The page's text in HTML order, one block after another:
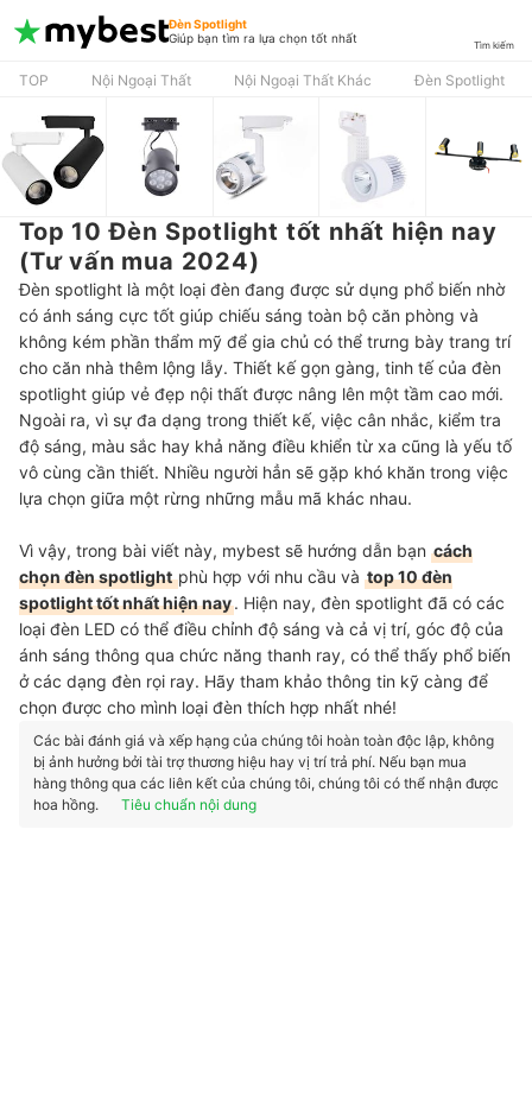
Đèn Spotlight
Giúp bạn tìm ra lựa chọn tốt nhất
Tìm kiếm
TOP Nội Ngoại Thất Nội Ngoại Thất Khác Đèn Spotlight
Top 10 Đèn Spotlight tốt nhất hiện nay
(Tư vấn mua 2024)
Đèn spotlight là một loại đèn đang được sử dụng phổ biến nhờ
có ánh sáng cực tốt giúp chiếu sáng toàn bộ căn phòng và
không kém phần thẩm mỹ để gia chủ có thể trưng bày trang trí
cho căn nhà thêm lộng lẫy. Thiết kế gọn gàng, tinh tế của đèn
spotlight giúp vẻ đẹp nội thất được nâng lên một tầm cao mới.
Ngoài ra, vì sự đa dạng trong thiết kế, việc cân nhắc, kiểm tra
độ sáng, màu sắc hay khả năng điều khiển từ xa cũng là yếu tố
vô cùng cần thiết. Nhiều người hẳn sẽ gặp khó khăn trong việc
lựa chọn giữa một rừng những mẫu mã khác nhau.
Vì vậy, trong bài viết này, mybest sẽ hướng dẫn bạn cách
chọn đèn spotlightphù hợp với nhu cầu và top 10 đèn
spotlight tốt nhất hiện nay. Hiện nay, đèn spotlight đã có các
loại đèn LED có thể điều chỉnh độ sáng và cả vị trí, góc độ của
ánh sáng thông qua chức năng thanh ray, có thể thấy phổ biến
ở các dạng đèn rọi ray. Hãy tham khảo thông tin kỹ càng để
chọn được cho mình loại đèn thích hợp nhất nhé!
Các bài đánh giá và xếp hạng của chúng tôi hoàn toàn độc lập, không
bị ảnh hưởng bởi tài trợ thương hiệu hay vị trí trả phí. Nếu bạn mua
hàng thông qua các liên kết của chúng tôi, chúng tôi có thể nhận được
hoa hồng.
Tiêu chuẩn nội dung